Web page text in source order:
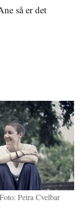
så er det
Petra Cvelbar